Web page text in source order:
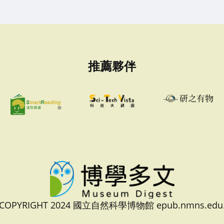
推薦夥伴
2024 國立自然科學博物館